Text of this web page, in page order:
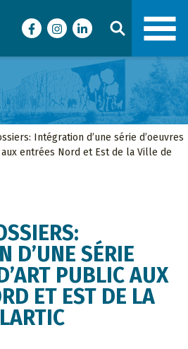
FacebookInstagramLinkedIn
Intégration d’une série d’oeuvres
entrées Nord et Est de la Ville de
D’UNE SÉRIE
PUBLIC AUX
ET EST DE LA